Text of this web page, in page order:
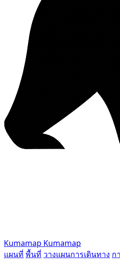
Kumamap Kumamap
แผนที่ พื้นที่ วางแผนการเดินทาง ก